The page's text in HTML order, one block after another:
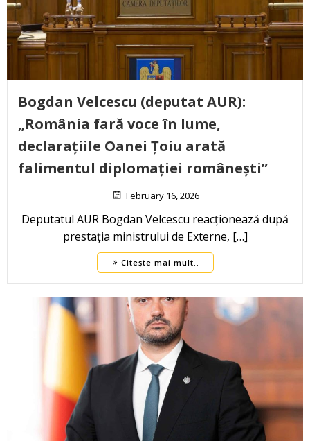
Bogdan Velcescu (deputat AUR):
„România fară voce în lume,
declarațiile Oanei Țoiu arată
falimentul diplomației românești”
February 16, 2026
Deputatul AUR Bogdan Velcescu reacționează după
prestația ministrului de Externe, […]
Citește mai mult..